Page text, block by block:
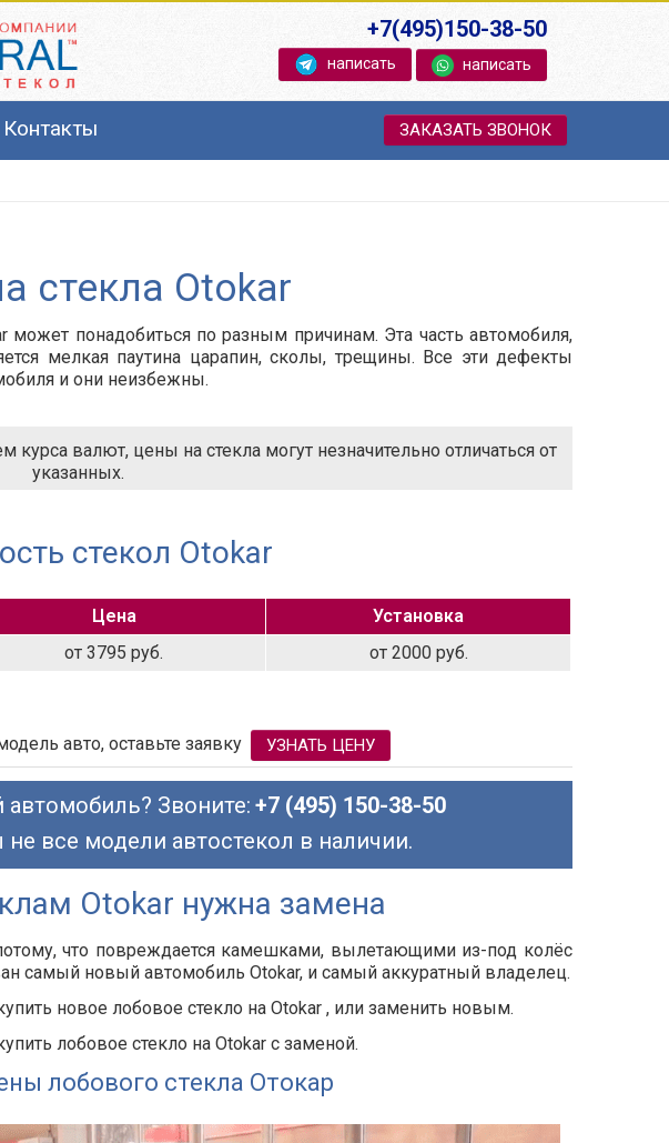
+7(495)150-38-50
написать написать
Контакты ЗАКАЗАТЬ ЗВОНОК
стекла Otokar
может понадобиться по разным причинам. Эта часть автомобиля,
мелкая паутина царапин, сколы, трещины. Все эти дефекты
и они неизбежны.
валют, цены на стекла могут незначительно отличаться от
указанных.
стекол Otokar
Цена
Установка
от 3795 руб. от 2000 руб.
авто, оставьте заявку УЗНАТЬ ЦЕНУ
Звоните: +7 (495) 150-38-50
не все модели автостекол в наличии.
Otokar нужна замена
что повреждается камешками, вылетающими из-под колёс
самый новый автомобиль Otokar, и самый аккуратный владелец.
новое лобовое стекло на Otokar , или заменить новым.
лобовое стекло на Otokar с заменой.
лобового стекла Отокар